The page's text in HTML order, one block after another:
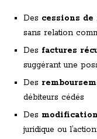
Des cessions de
sans relation
Des factures
suggérant une
Des
débiteurs cédés
Des
juridique ou